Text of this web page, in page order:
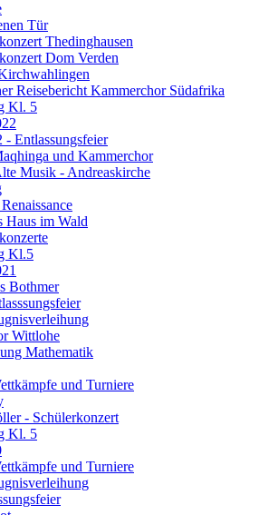
Tür
Thedinghausen
Dom Verden
Reisebericht Kammerchor Südafrika
Kl. 5
Entlassungsfeier
und Kammerchor
Musik - Andreaskirche
Haus im Wald
Kl.5
Bothmer
Wittlohe
Mathematik
und Turniere
- Schülerkonzert
Kl. 5
und Turniere